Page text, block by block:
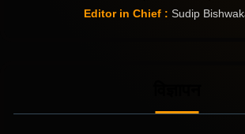
Editor in Chief : Sudip